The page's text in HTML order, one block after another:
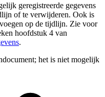
geregistreerde gegevens
of te verwijderen. Ook is
op de tijdlijn. Zie voor
hoofdstuk 4 van
.
het is niet mogelijk